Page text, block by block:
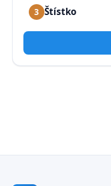
3 Štístko